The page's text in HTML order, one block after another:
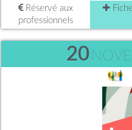
Réservé aux
professionnels
20